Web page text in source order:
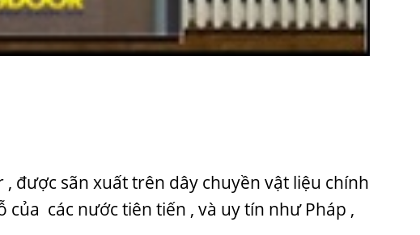
được sãn xuất trên dây chuyền vật liệu chính
các nước tiên tiến , và uy tín như Pháp ,